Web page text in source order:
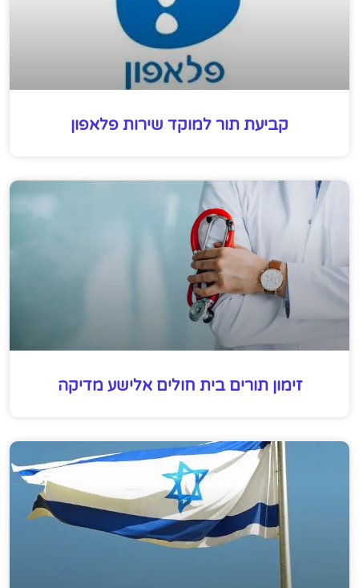
קביעת תור למוקד שירות פלאפון
זימון תורים בית חולים אלישע מדיקה